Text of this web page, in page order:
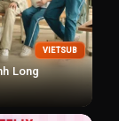
VIETSUB
Long